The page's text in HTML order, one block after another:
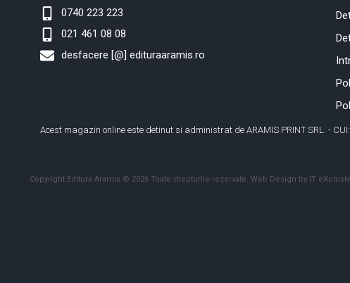
0740 223 223
021 461 08 08
desfacere [@] edituraaramis.ro
Acest magazin online este detinut si administrat de ARAMIS PRINT SRL. -
Copyright Editura Aramis © 2026 Toate drepturile rezervate. Web Design by IT eXclusiv